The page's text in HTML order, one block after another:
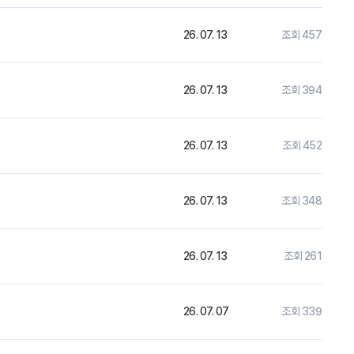
26. 07. 13 조회 457
26. 07. 13 조회 394
26. 07. 13 조회 452
26. 07. 13 조회 348
26. 07. 13 조회 261
26. 07. 07 조회 339